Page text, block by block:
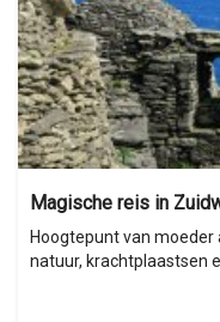
Magische reis in
Hoogtepunt van
natuur, krachtplaastsen